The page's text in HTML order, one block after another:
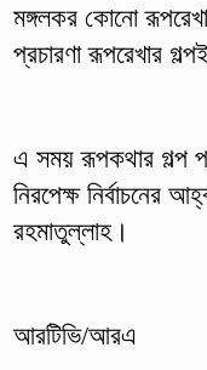
মঙ্গলকর কোনো
প্রচারণা রূপরেখার
এ সময় রূপকথার গল্প
নিরপেক্ষ নির্বাচনের
রহমাতুল্লাহ।
আরটিভি/আরএ